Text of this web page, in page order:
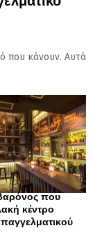
που κάνουν. Αυτά
που
κέντρο